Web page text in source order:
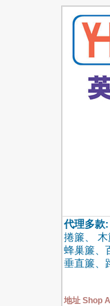
代理多款:
捲簾、 木
蜂巢簾、
垂直簾、
地址 Shop